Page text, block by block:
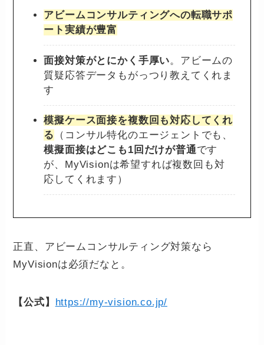
アビームコンサルティングへの転職サポ
ート実績が豊富
面接対策がとにかく手厚い。アビームの
質疑応答データもがっつり教えてくれま
す
模擬ケース面接を複数回も対応してくれ
る
（コンサル特化のエージェントでも、
模擬面接はどこも1回だけが普通です
が、MyVisionは希望すれば複数回も対
応してくれます）
正直、アビームコンサルティング対策なら
MyVisionは必須だなと。
【公式】 https://my-vision.co.jp/